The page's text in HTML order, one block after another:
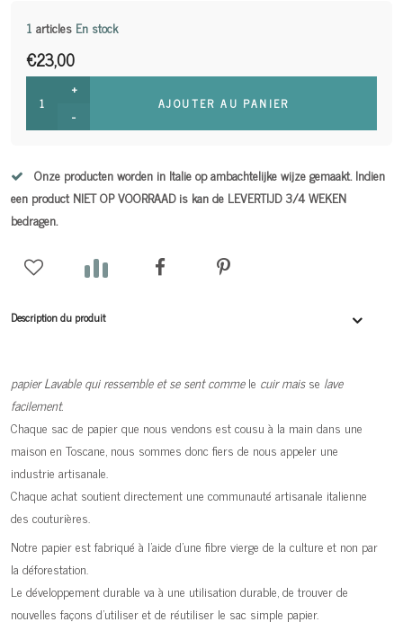
1articles En stock
€23,00
+
-
AJOUTER AU PANIER
Onze producten worden in Italie op ambachtelijke wijze gemaakt. Indien
een product NIET OP VOORRAAD is kan de LEVERTIJD 3/4 WEKEN
bedragen.
Description du produit
papier Lavable qui ressemble et se sent commele cuir maisse lave
facilement.
Chaque sac de papier que nous vendons est cousu à la main dans une
maison en Toscane, nous sommes donc fiers de nous appeler une
industrie artisanale.
Chaque achat soutient directement une communauté artisanale italienne
des couturières.
Notre papier est fabriqué à l'aide d'une fibre vierge de la culture et non par
la déforestation.
Le développement durable va à une utilisation durable, de trouver de
nouvelles façons d'utiliser et de réutiliser le sac simple papier.